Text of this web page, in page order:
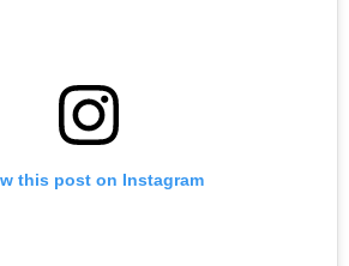
this post on Instagram